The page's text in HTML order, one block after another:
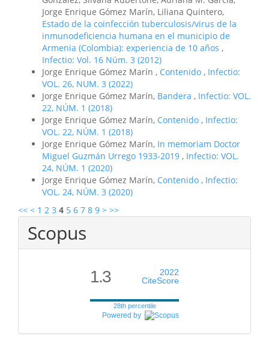
Jorge Enrique Gómez Marín, Liliana Quintero,
Estado de la coinfección tuberculosis/virus de la
inmunodeficiencia humana en el municipio de
Armenia (Colombia): experiencia de 10 años ,
Infectio: Vol. 16 Núm. 3 (2012)
Jorge Enrique Gómez Marín , Contenido , Infectio:
VOL. 26, NUM. 3 (2022)
Jorge Enrique Gómez Marín, Bandera , Infectio: VOL.
22, NÚM. 1 (2018)
Jorge Enrique Gómez Marín, Contenido , Infectio:
VOL. 22, NÚM. 1 (2018)
Jorge Enrique Gómez Marín, In memoriam Doctor
Miguel Guzmán Urrego 1933-2019 , Infectio: VOL.
24, NÚM. 1 (2020)
Jorge Enrique Gómez Marín, Contenido , Infectio:
VOL. 24, NÚM. 3 (2020)
<< < 1 2 3 4 5 6 7 8 9 > >>
Scopus
1.3
2022
CiteScore
28th percentile
Powered by